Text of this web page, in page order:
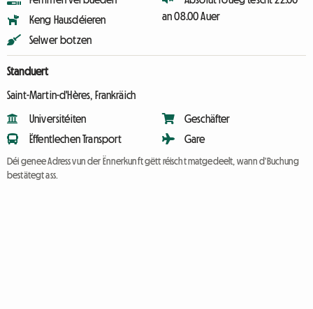
Keng Hausdéieren
Selwer botzen
an 08.00 Auer
Standuert
Saint-Martin-d'Hères, Frankräich
Universitéiten
Ëffentlechen Transport
Geschäfter
Gare
Déi genee Adress vun der Ënnerkunft gëtt réischt matgedeelt, wann d'Buchung
bestätegt ass.